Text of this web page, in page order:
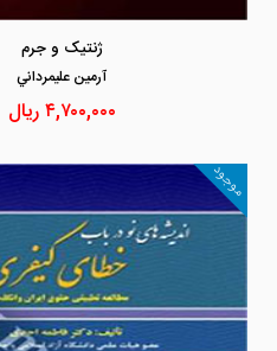
ژنتیک و جرم
آرمين عليمرداني
۴,۷۰۰,۰۰۰ریال
موجود